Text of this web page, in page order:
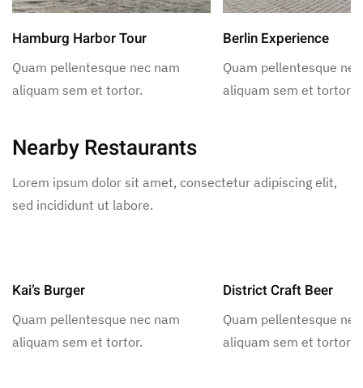
Hamburg Harbor Tour
Quam pellentesque nec nam
aliquam sem et tortor.
Berlin Experience
Quam pellentesque
aliquam sem et tortor.
Nearby Restaurants
Lorem ipsum dolor sit amet, consectetur adipiscing elit,
sed incididunt ut labore.
Kai’s Burger
Quam pellentesque nec nam
aliquam sem et tortor.
District Craft Beer
Quam pellentesque
aliquam sem et tortor.